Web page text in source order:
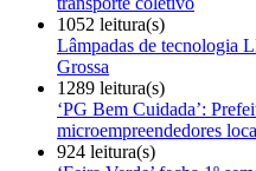
1052 leitura(s)
Lâmpadas de tecnologia
Grossa
1289 leitura(s)
‘PG Bem Cuidada’:
microempreendedores
924 leitura(s)